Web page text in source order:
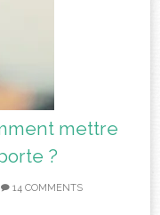
mettre
?
14 COMMENTS